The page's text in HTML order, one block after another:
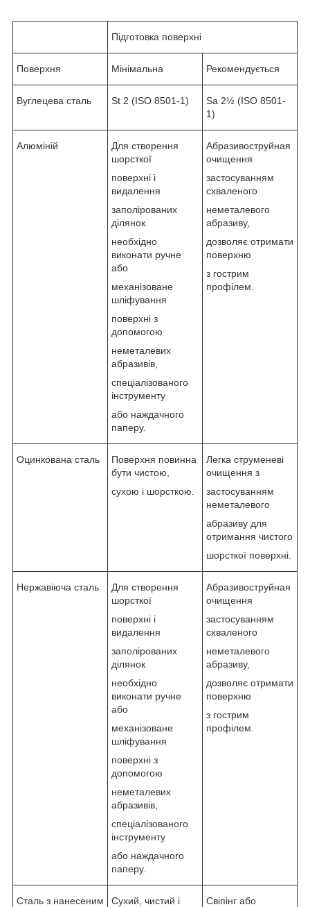
Підготовка поверхні
Поверхня Мінімальна Рекомендується
Вуглецева сталь St 2 (ISO 8501-1)
Sa 2½ (ISO 8501-
1)
Алюміній
Для створення
шорсткої
поверхні і
видалення
заполірованих
ділянок
необхідно
виконати ручне
або
механізоване
шліфування
поверхні з
допомогою
неметалевих
абразивів,
спеціалізованого
інструменту
або наждачного
паперу.
Абразивоструйная
очищення
застосуванням
схваленого
неметалевого
абразиву,
дозволяє отримати
поверхню
з гострим
профілем.
Оцинкована сталь
Поверхня повинна
бути чистою,
сухою і шорсткою.
Легка струменеві
очищення з
застосуванням
неметалевого
абразиву для
отримання чистого
шорсткої поверхні.
Нержавіюча сталь
Для створення
шорсткої
поверхні і
видалення
заполірованих
ділянок
необхідно
виконати ручне
або
механізоване
шліфування
поверхні з
допомогою
неметалевих
абразивів,
спеціалізованого
інструменту
або наждачного
паперу.
Абразивоструйная
очищення
застосуванням
схваленого
неметалевого
абразиву,
дозволяє отримати
поверхню
з гострим
профілем.
Сталь з нанесеним
Сухий, чистий і
Свіпінг або